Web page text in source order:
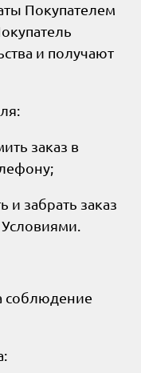
Покупателем
и получают
заказ в
и забрать заказ
соблюдение